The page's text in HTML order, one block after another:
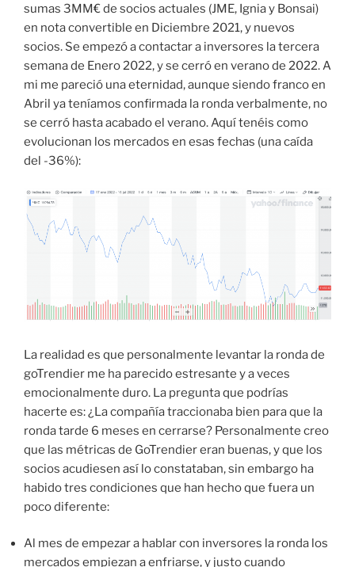
sumas 3MM€ de socios actuales (JME, Ignia y Bonsai)
en nota convertible en Diciembre 2021, y nuevos
socios. Se empezó a contactar a inversores la tercera
semana de Enero 2022, y se cerró en verano de 2022. A
mi me pareció una eternidad, aunque siendo franco en
Abril ya teníamos confirmada la ronda verbalmente, no
se cerró hasta acabado el verano. Aquí tenéis como
evolucionan los mercados en esas fechas (una caída
del -36%):
La realidad es que personalmente levantar la ronda de
goTrendier me ha parecido estresante y a veces
emocionalmente duro. La pregunta que podrías
hacerte es: ¿La compañía traccionaba bien para que la
ronda tarde 6 meses en cerrarse? Personalmente creo
que las métricas de GoTrendier eran buenas, y que los
socios acudiesen así lo constataban, sin embargo ha
habido tres condiciones que han hecho que fuera un
poco diferente:
Al mes de empezar a hablar con inversores la ronda los
mercados empiezan a enfriarse, y justo cuando